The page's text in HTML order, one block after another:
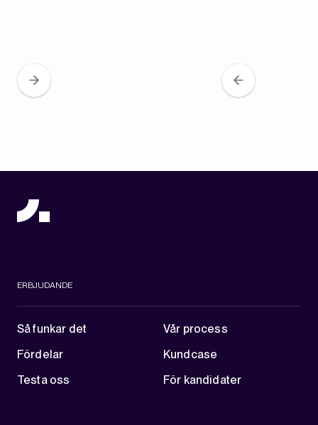
ERBJUDANDE
Så funkar det
Vår process
Fördelar
Kundcase
Testa oss
För kandidater